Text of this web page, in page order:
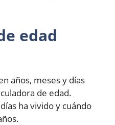
edad
años, meses y días
de edad.
días ha vivido y cuándo